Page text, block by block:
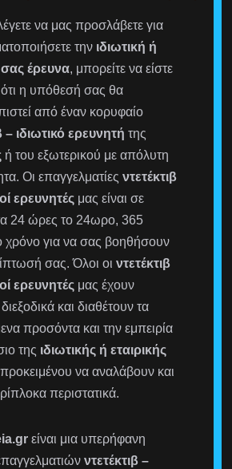
να μας προσλάβετε για
την ιδιωτική ή
σας έρευνα, μπορείτε να είστε
ότι η υπόθεσή σας θα
από έναν κορυφαίο
– ιδιωτικό ερευνητή της
ή του εξωτερικού με απόλυτη
Οι επαγγελματίεςντετέκτιβ
ερευνητές μας είναι σε
24 ώρες το 24ωρο, 365
χρόνο για να σας βοηθήσουν
σας. Όλοι οιντετέκτιβ
ερευνητές μας έχουν
διεξοδικά και διαθέτουν τα
προσόντα και την εμπειρία
της ιδιωτικής ή εταιρικής
προκειμένου να αναλάβουν και
περιστατικά.
είναι μια υπερήφανη
ντετέκτιβ –